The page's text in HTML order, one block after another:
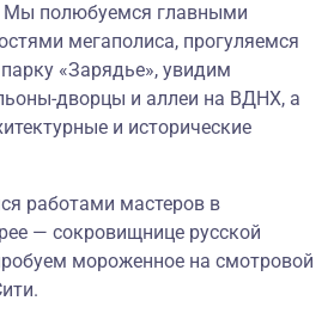
Мы полюбуемся главными
мегаполиса, прогуляемся
«Зарядье», увидим
дворцы и аллеи на ВДНХ, а
и исторические
работами мастеров в
— сокровищнице русской
мороженное на смотровой